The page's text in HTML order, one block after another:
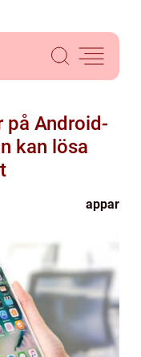
på Android-
kan lösa
appar